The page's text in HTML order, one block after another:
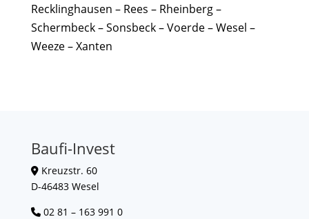
Recklinghausen – Rees – Rheinberg –
Schermbeck – Sonsbeck – Voerde – Wesel –
Weeze – Xanten
Baufi-Invest
Kreuzstr. 60
D-46483 Wesel
02 81 – 163 991 0